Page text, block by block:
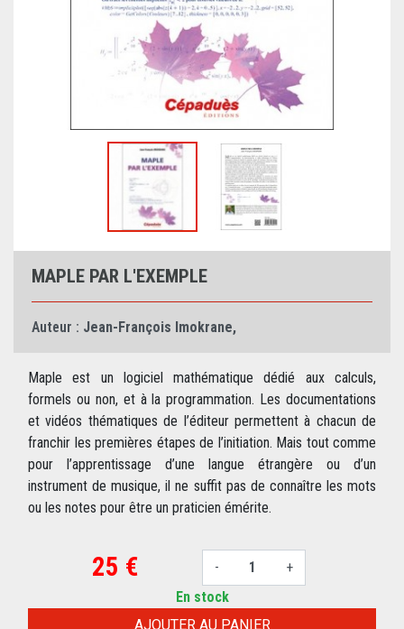
MAPLE PAR L'EXEMPLE
Auteur : Jean-François Imokrane,
Maple est un logiciel mathématique dédié aux calculs,
formels ou non, et à la programmation. Les documentations
et vidéos thématiques de l’éditeur permettent à chacun de
franchir les premières étapes de l’initiation. Mais tout comme
pour l’apprentissage d’une langue étrangère ou d’un
instrument de musique, il ne suffit pas de connaître les mots
ou les notes pour être un praticien émérite.
25 € - +
AJOUTER AU PANIER
En stock